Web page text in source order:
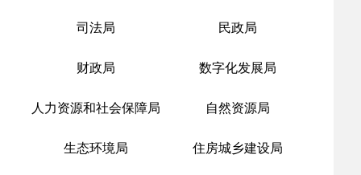
司法局 民政局
财政局 数字化发展局
人力资源和社会保障局 自然资源局
生态环境局 住房城乡建设局